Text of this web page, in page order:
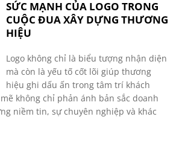
SỨC MẠNH CỦA LOGO TRONG
CUỘC ĐUA XÂY DỰNG THƯƠNG
HIỆU
Logo không chỉ là biểu tượng nhận diện
mà còn là yếu tố cốt lõi giúp thương
hiệu ghi dấu ấn trong tâm trí khách
không chỉ phản ánh bản sắc doanh
niềm tin, sự chuyên nghiệp và khác